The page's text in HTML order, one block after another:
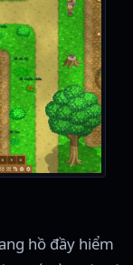
hồ đầy hiểm